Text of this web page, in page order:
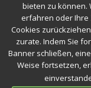
SICHER EINKAUFEN
bieten zu können.
erfahren oder Ihre
Cookies
zurate. Indem Sie
Banner schließen,
Weise fortsetzen,